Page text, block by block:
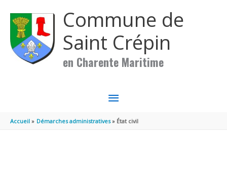
Commune de
Saint Crépin
en Charente Maritime
MENU
PRINCIPAL
Accueil Démarches administratives État civil